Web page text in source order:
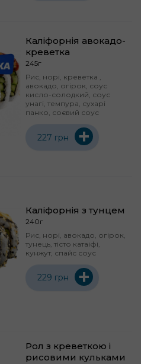
Каліфорнія авокадо-
креветка
245г
Рис, норі, креветка ,
авокадо, огірок, соус
кисло-солодкий, соус
унагі, темпура, сухарі
панко, соєвий соус
227 грн +
Каліфорнія з тунцем
240г
Рис, норі, авокадо, огірок,
тунець, тісто катаіфі,
кунжут, спайс соус
229 грн +
Рол з креветкою і
рисовими кульками